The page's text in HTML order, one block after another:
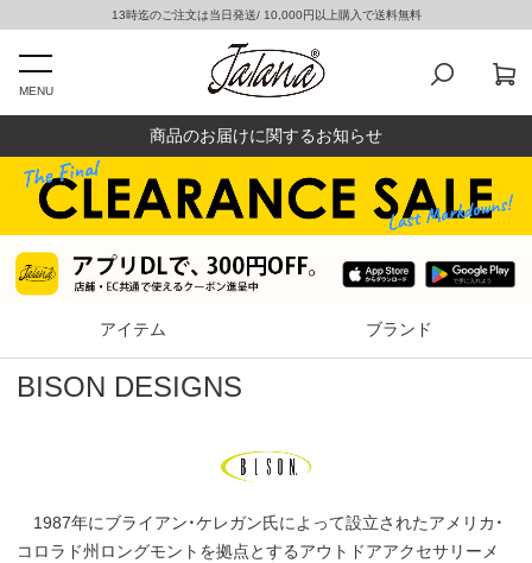
13時迄のご注文は当日発送/ 10,000円以上購入で送料無料
MENU
商品のお届けに関するお知らせ
アイテム ブランド
BISON DESIGNS
1987年にブライアン・ケレガン氏によって設立されたアメリカ・
コロラド州ロングモントを拠点とするアウトドアアクセサリーメ